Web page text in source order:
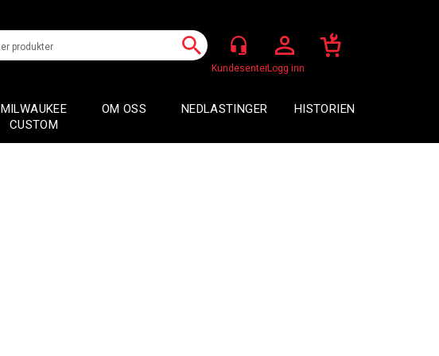
Logg inn
MILWAUKEE
CUSTOM
OM OSS NEDLASTINGER HISTORIEN